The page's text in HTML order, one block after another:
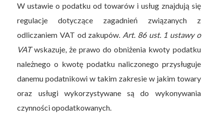
W ustawie o podatku od towarów i usług znajdują się
regulacje dotyczące zagadnień związanych z
odliczaniem VAT od zakupów. Art. 86 ust. 1 ustawy o
VATwskazuje, że prawo do obniżenia kwoty podatku
należnego o kwotę podatku naliczonego przysługuje
danemu podatnikowi w takim zakresie w jakim towary
oraz usługi wykorzystywane są do wykonywania
czynności opodatkowanych.